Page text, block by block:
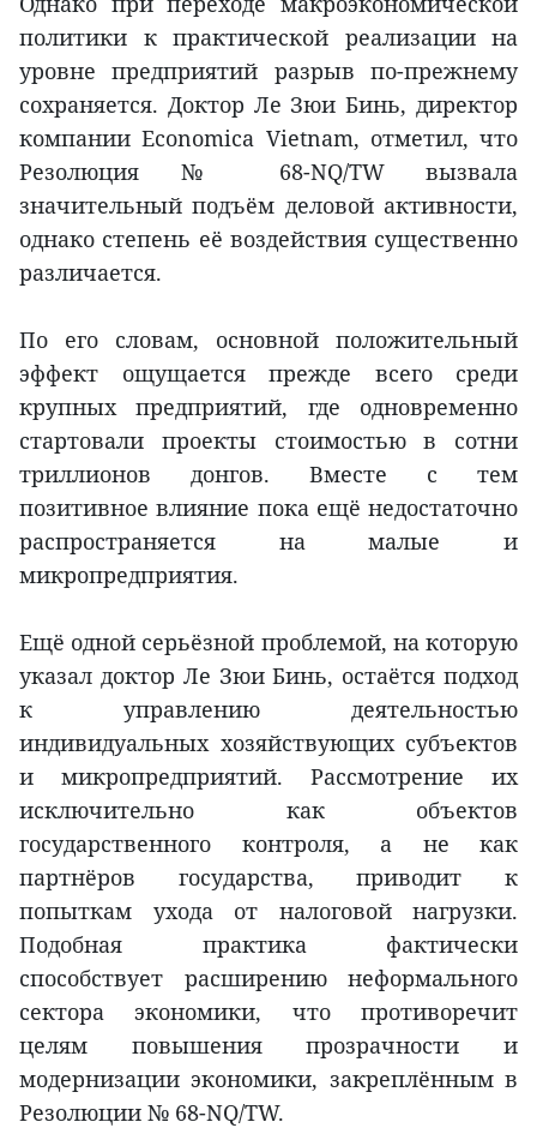
политики к практической реализации на
уровне предприятий разрыв по-прежнему
сохраняется. Доктор Ле Зюи Бинь, директор
компании Economica Vietnam, отметил, что
Резолюция № 68-NQ/TW вызвала
значительный подъём деловой активности,
однако степень её воздействия существенно
различается.
По его словам, основной положительный
эффект ощущается прежде всего среди
крупных предприятий, где одновременно
стартовали проекты стоимостью в сотни
триллионов донгов. Вместе с тем
позитивное влияние пока ещё недостаточно
распространяется на малые и
микропредприятия.
Ещё одной серьёзной проблемой, на которую
указал доктор Ле Зюи Бинь, остаётся подход
к управлению деятельностью
индивидуальных хозяйствующих субъектов
и микропредприятий. Рассмотрение их
исключительно как объектов
государственного контроля, а не как
партнёров государства, приводит к
попыткам ухода от налоговой нагрузки.
Подобная практика фактически
способствует расширению неформального
сектора экономики, что противоречит
целям повышения прозрачности и
модернизации экономики, закреплённым в
Резолюции № 68-NQ/TW.